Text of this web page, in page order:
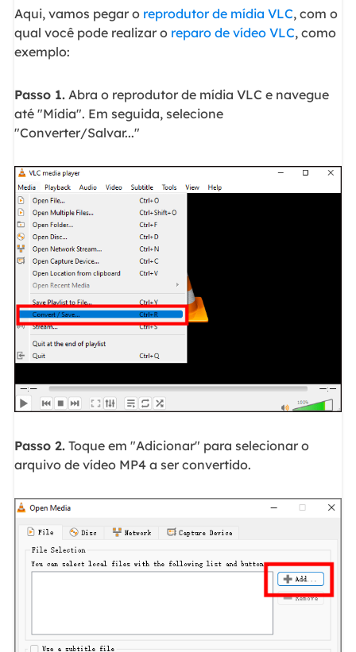
Aqui, vamos pegar o reprodutor de mídia VLC, com o
qual você pode realizar o reparo de vídeo VLC, como
exemplo:
Passo 1.Abra o reprodutor de mídia VLC e navegue
até "Mídia". Em seguida, selecione
"Converter/Salvar..."
Passo 2.Toque em "Adicionar" para selecionar o
arquivo de vídeo MP4 a ser convertido.